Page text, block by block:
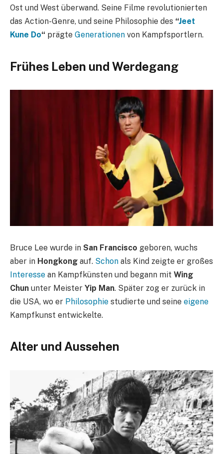
Ost und West überwand. Seine Filme revolutionierten
das Action-Genre, und seine Philosophie des “Jeet
Kune Do“ prägte Generationen von Kampfsportlern.
Frühes Leben und Werdegang
Bruce Lee wurde in San Francisco geboren, wuchs
aber in Hongkong auf. Schon als Kind zeigte er großes
Interesse an Kampfkünsten und begann mit Wing
Chun unter Meister Yip Man. Später zog er zurück in
die USA, wo er Philosophie studierte und seine eigene
Kampfkunst entwickelte.
Alter und Aussehen